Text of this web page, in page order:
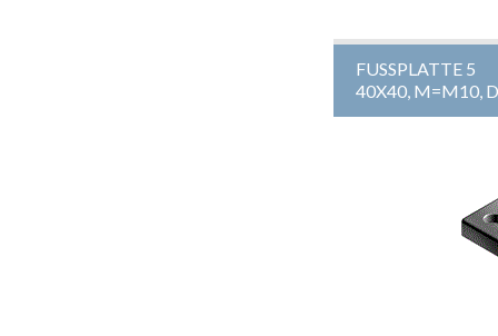
FUSSPLATTE 5
40X40, M=M10,